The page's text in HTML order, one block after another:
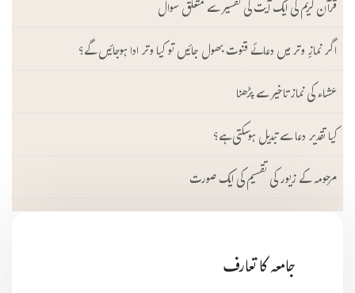
قرآن کریم کی ایک آیت کی تفسیر سے متعلق سوال
اگر نمازِ وتر میں دعائے قنوت بھول جائیں تو کیا وتر ادا ہوجائیں گے؟
عشاء کی نماز تاخیر سے پڑھنا
کیا تقدیر دعا سے تبدیل ہوسکتی ہے؟
مرحومہ کے زیور کی تقسیم کی ایک صورت
جامعہ کا تعارف